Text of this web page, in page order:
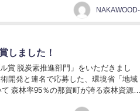
しました！
賞 脱炭素推進部門」をいただきまし
森林率95％の那賀町が誇る森林資源の